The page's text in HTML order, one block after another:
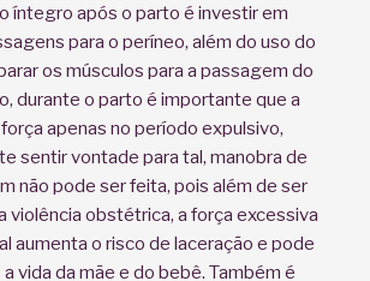
íntegro após o parto é investir em
para o períneo, além do uso do
os músculos para a passagem do
durante o parto é importante que a
apenas no período expulsivo,
sentir vontade para tal, manobra de
não pode ser feita, pois além de ser
violência obstétrica, a força excessiva
aumenta o risco de laceração e pode
vida da mãe e do bebê. Também é